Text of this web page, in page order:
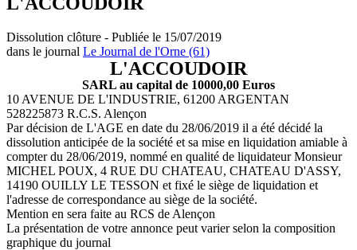
Dissolution clôture - Publiée le 15/07/2019
dans le journal Le Journal de l'Orne (61)
L'ACCOUDOIR
SARL au capital de 10000,00 Euros
10 AVENUE DE L'INDUSTRIE, 61200 ARGENTAN
528225873 R.C.S. Alençon
Par décision de L'AGE en date du 28/06/2019 il a été décidé la
dissolution anticipée de la société et sa mise en liquidation amiable à
compter du 28/06/2019, nommé en qualité de liquidateur Monsieur
MICHEL POUX, 4 RUE DU CHATEAU, CHATEAU D'ASSY,
14190 OUILLY LE TESSON et fixé le siège de liquidation et
l'adresse de correspondance au siège de la société.
Mention en sera faite au RCS de Alençon
La présentation de votre annonce peut varier selon la composition
graphique du journal